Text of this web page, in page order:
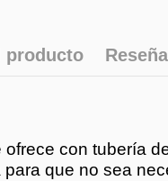
producto
con tubería
que no sea